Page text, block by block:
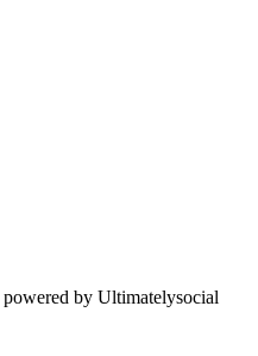
powered by Ultimatelysocial